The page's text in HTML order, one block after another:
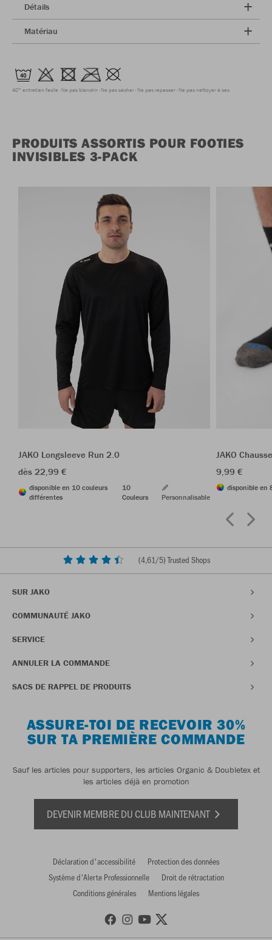
Détails
Matériau
40° entretien facile Ne pas blanchir Ne pas sécher Ne pas repasser Ne pas nettoyer à sec
PRODUITS ASSORTIS POUR FOOTIES
INVISIBLES 3-PACK
JAKO Longsleeve Run 2.0
dès 22,99 €
disponible en 10 couleurs
différentes
10
Couleurs
Personnalisable
JAKO
9,99 €
disponible en
(4,61/5) Trusted Shops
SUR JAKO
COMMUNAUTÉ JAKO
SERVICE
ANNULER LA COMMANDE
SACS DE RAPPEL DE PRODUITS
ASSURE-TOI DE RECEVOIR 30%
SUR TA PREMIÈRE COMMANDE
Sauf les articles pour supporters, les articles Organic & Doubletex et
les articles déjà en promotion
DEVENIR MEMBRE DU CLUB MAINTENANT
Déclaration d'accessibilité
Protection des données
Système d'Alerte Professionnelle
Droit de rétractation
Conditions générales
Mentions légales